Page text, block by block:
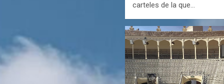
carteles de la que…